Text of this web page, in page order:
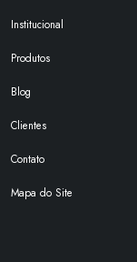
Institucional
Produtos
Blog
Clientes
Contato
Mapa do Site